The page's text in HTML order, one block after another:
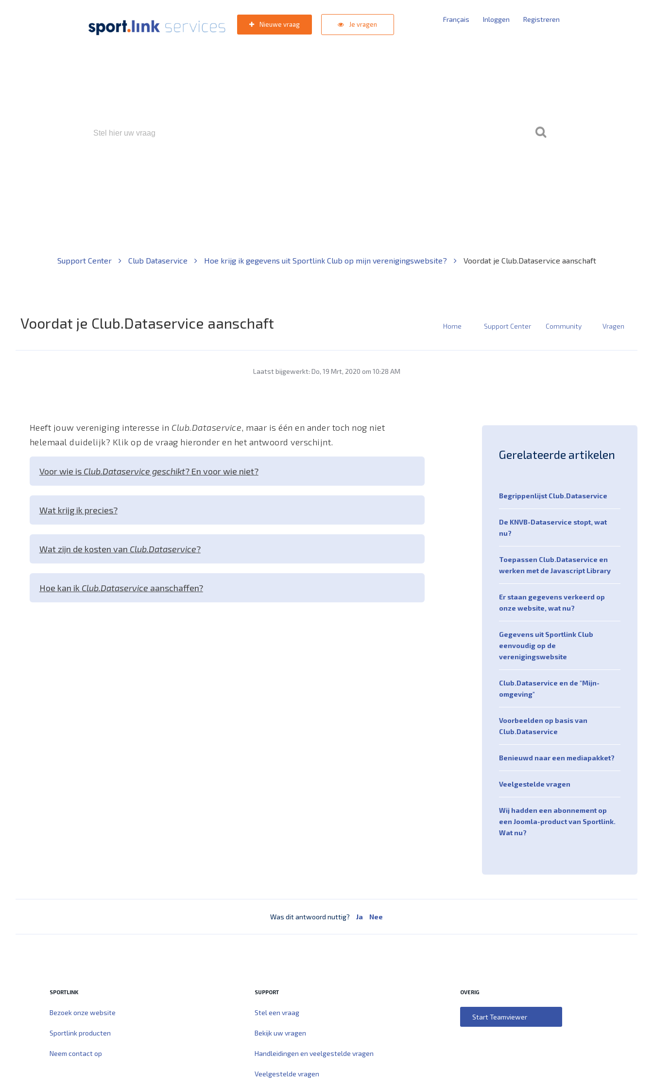
Nieuwe vraag Je vragen
Français Inloggen Registreren
Support Center Club Dataservice Hoe krijg ik gegevens uit Sportlink Club op mijn verenigingswebsite? Voordat je Club.Dataservice aanschaft
Voordat je Club.Dataservice aanschaft Home Support Center Community Vragen
Laatst bijgewerkt: Do, 19 Mrt, 2020 om 10:28 AM
Heeft jouw vereniging interesse in Club.Dataservice, maar is één en ander toch nog niet
helemaal duidelijk? Klik op de vraag hieronder en het antwoord verschijnt.
Voor wie is Club.Dataservice geschikt? En voor wie niet?
Wat krijg ik precies?
Wat zijn de kosten van Club.Dataservice?
Hoe kan ik Club.Dataservice aanschaffen?
Gerelateerde artikelen
Begrippenlijst Club.Dataservice
De KNVB-Dataservice stopt, wat
nu?
Toepassen Club.Dataservice en
werken met de Javascript Library
Er staan gegevens verkeerd op
onze website, wat nu?
Gegevens uit Sportlink Club
eenvoudig op de
verenigingswebsite
Club.Dataservice en de "Mijn-
omgeving"
Voorbeelden op basis van
Club.Dataservice
Benieuwd naar een mediapakket?
Veelgestelde vragen
Wij hadden een abonnement op
een Joomla-product van Sportlink.
Wat nu?
Was dit antwoord nuttig? Ja Nee
SPORTLINK
Bezoek onze website
Sportlink producten
Neem contact op
SUPPORT
Stel een vraag
Bekijk uw vragen
Handleidingen en veelgestelde vragen
Veelgestelde vragen
OVERIG
Start Teamviewer